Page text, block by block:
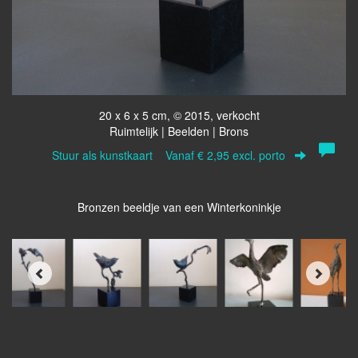
20 x 6 x 5 cm, © 2015, verkocht
Ruimtelijk | Beelden | Brons
Stuur als kunstkaart Vanaf € 2,95 excl. porto
Bronzen beeldje van een Winterkoninkje